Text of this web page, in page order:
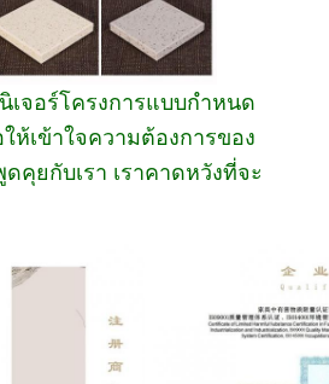
เจอร์โครงการแบบกำหนด
ให้เข้าใจความต้องการของ
ยกับเรา เราคาดหวังที่จะ